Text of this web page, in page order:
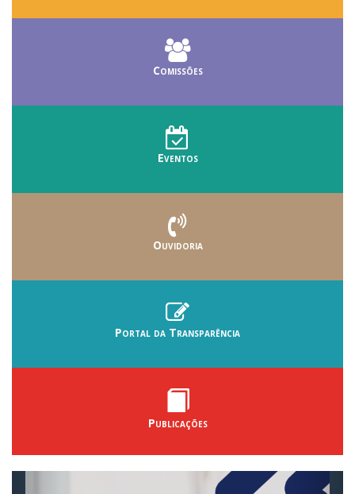
Comissões
Eventos
Ouvidoria
Portal da Transparência
Publicações